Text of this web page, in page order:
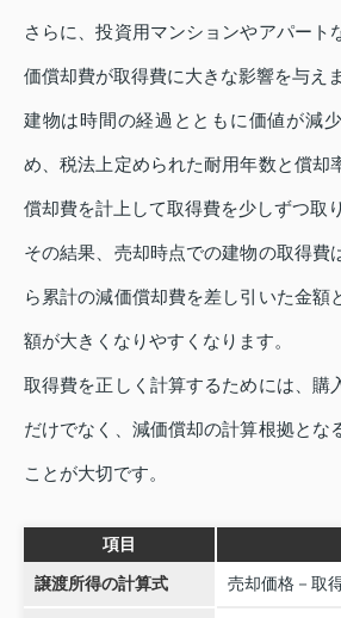
さらに、投資用マンションやアパート
価償却費が取得費に大きな影響を与えま
建物は時間の経過とともに価値が減
め、税法上定められた耐用年数と償却
償却費を計上して取得費を少しずつ取
その結果、売却時点での建物の取得費
ら累計の減価償却費を差し引いた金額
額が大きくなりやすくなります。
取得費を正しく計算するためには、購
だけでなく、減価償却の計算根拠とな
ことが大切です。
項目
譲渡所得の計算式 売却価格－取